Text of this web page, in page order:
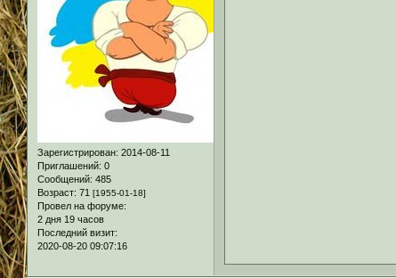
Зарегистрирован: 2014-08-11
Приглашений: 0
Сообщений: 485
Возраст: 71 [1955-01-18]
Провел на форуме:
2 дня 19 часов
Последний визит:
2020-08-20 09:07:16